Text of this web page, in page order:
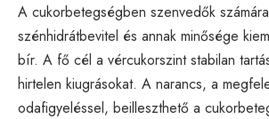
A cukorbetegségben szenvedők
szénhidrátbevitel és annak minősége
bír. A fő cél a vércukorszint stabilan
hirtelen kiugrásokat. A narancs, a
odafigyeléssel, beilleszthető a